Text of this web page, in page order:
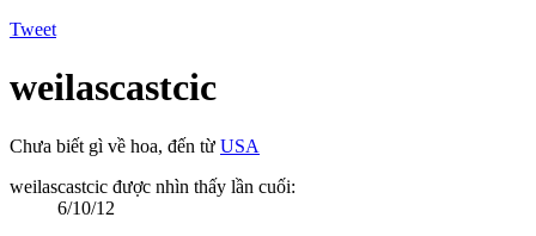
Tweet
weilascastcic
Chưa biết gì về hoa, đến từ USA
weilascastcic được nhìn thấy lần cuối:
6/10/12